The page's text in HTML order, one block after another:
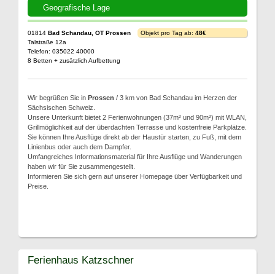
Geografische Lage
01814 Bad Schandau, OT Prossen
Talstraße 12a
Telefon: 035022 40000
8 Betten + zusätzlich Aufbettung
Objekt pro Tag ab: 48€
Wir begrüßen Sie in Prossen / 3 km von Bad Schandau im Herzen der
Sächsischen Schweiz.
Unsere Unterkunft bietet 2 Ferienwohnungen (37m² und 90m²) mit WLAN,
Grillmöglichkeit auf der überdachten Terrasse und kostenfreie Parkplätze.
Sie können Ihre Ausflüge direkt ab der Haustür starten, zu Fuß, mit dem
Linienbus oder auch dem Dampfer.
Umfangreiches Informationsmaterial für Ihre Ausflüge und Wanderungen
haben wir für Sie zusammengestellt.
Informieren Sie sich gern auf unserer Homepage über Verfügbarkeit und
Preise.
Ferienhaus Katzschner